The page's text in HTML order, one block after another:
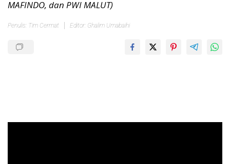
MAFINDO, dan PWI MALUT)
Penulis: Tim Cermat Editor: Ghalim Umabaihi